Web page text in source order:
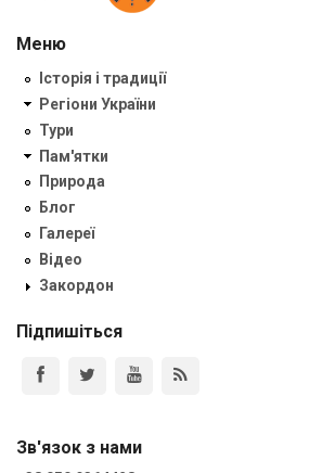
Меню
Історія і традиції
Регіони України
Тури
Пам'ятки
Природа
Блог
Галереї
Відео
Закордон
Підпишіться
Зв'язок з нами